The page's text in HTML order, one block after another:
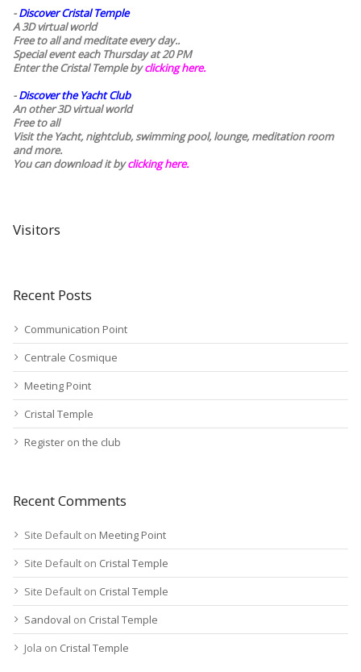
-Discover Cristal Temple
A 3D virtual world
Free to all and meditate every day..
Special event each Thursday at 20 PM
Enter the Cristal Temple byclicking here.
-Discover the Yacht Club
An other 3D virtual world
Free to all
Visit the Yacht, nightclub, swimming pool, lounge, meditation room
and more.
You can download it byclicking here.
Visitors
Recent Posts
Communication Point
Centrale Cosmique
Meeting Point
Cristal Temple
Register on the club
Recent Comments
Site Default on Meeting Point
Site Default on Cristal Temple
Site Default on Cristal Temple
Sandoval on Cristal Temple
Jola on Cristal Temple